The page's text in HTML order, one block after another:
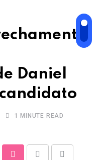
Daniel
1 MINUTE READ